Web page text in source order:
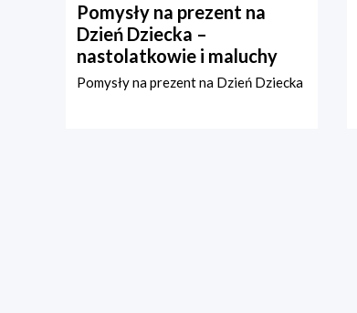
Pomysły na prezent na
Dzień Dziecka –
nastolatkowie i maluchy
Pomysły na prezent na Dzień Dziecka